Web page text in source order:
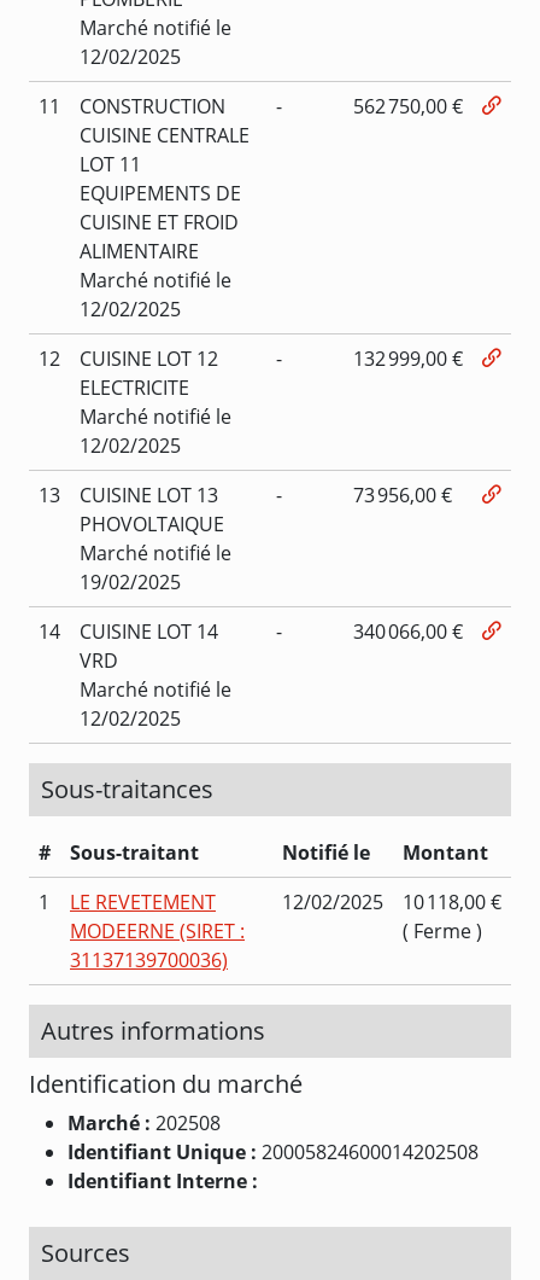
Marché notifié le
12/02/2025
11
CONSTRUCTION
CUISINE CENTRALE
LOT 11
EQUIPEMENTS DE
CUISINE ET FROID
ALIMENTAIRE
Marché notifié le
12/02/2025
- 562 750,00 €
12
CUISINE LOT 12
ELECTRICITE
Marché notifié le
12/02/2025
- 132 999,00 €
13
CUISINE LOT 13
PHOVOLTAIQUE
Marché notifié le
19/02/2025
- 73 956,00 €
14
CUISINE LOT 14
VRD
Marché notifié le
12/02/2025
- 340 066,00 €
Sous-traitances
# Sous-traitant Notifié le
Montant
1
LE REVETEMENT
MODEERNE (SIRET :
31137139700036)
12/02/2025
10 118,00 €
( Ferme )
Autres informations
Identification du marché
Marché : 202508
Identifiant Unique : 20005824600014202508
Identifiant Interne :
Sources